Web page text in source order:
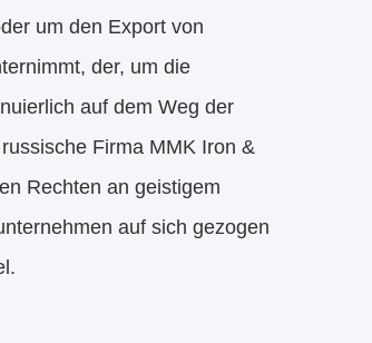
um den Export von
der, um die
auf dem Weg der
Firma MMK Iron &
Rechten an geistigem
auf sich gezogen